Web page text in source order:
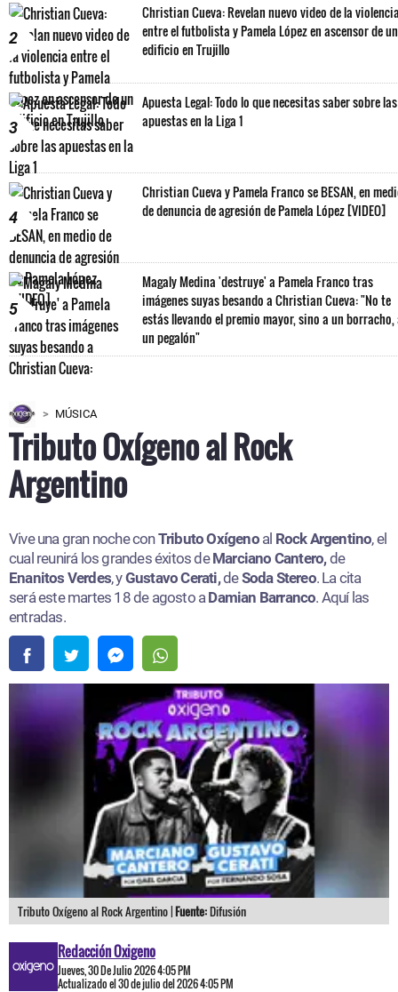
2
Christian Cueva: Revelan nuevo video de la
entre el futbolista y Pamela López en ascensor de un
edificio en Trujillo
3
Apuesta Legal: Todo lo que necesitas saber sobre las
apuestas en la Liga 1
4
Christian Cueva y Pamela Franco se BESAN, en
de denuncia de agresión de Pamela López [VIDEO]
5
Magaly Medina 'destruye' a Pamela Franco tras
imágenes suyas besando a Christian Cueva: "No te
estás llevando el premio mayor, sino a un borracho,
un pegalón"
MÚSICA
Tributo Oxígeno al Rock
Argentino
Vive una gran noche conTributo Oxígenoal Rock Argentino, el
cual reunirá los grandes éxitos deMarciano Cantero,de
Enanitos Verdes, yGustavo Cerati,deSoda Stereo. La cita
será este martes 18 de agosto a Damian Barranco. Aquí las
entradas.​
Tributo Oxígeno al Rock Argentino |Fuente:Difusión
Redacción Oxigeno
Jueves, 30 De Julio 2026 4:05 PM
Actualizado el 30 de julio del 2026 4:05 PM